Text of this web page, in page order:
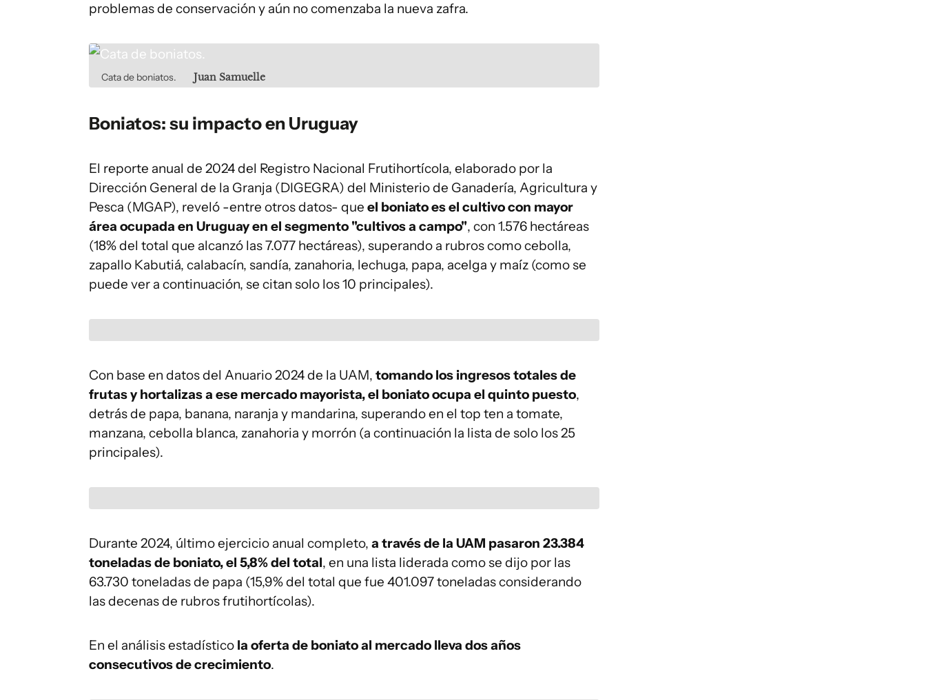
problemas de conservación y aún no comenzaba la nueva zafra.
Cata de boniatos. Juan Samuelle
Boniatos: su impacto en Uruguay
El reporte anual de 2024 del Registro Nacional Frutihortícola, elaborado por la
Dirección General de la Granja (DIGEGRA) del Ministerio de Ganadería, Agricultura y
Pesca (MGAP), reveló -entre otros datos- que el boniato es el cultivo con mayor
área ocupada en Uruguay en el segmento "cultivos a campo", con 1.576 hectáreas
(18% del total que alcanzó las 7.077 hectáreas), superando a rubros como cebolla,
zapallo Kabutiá, calabacín, sandía, zanahoria, lechuga, papa, acelga y maíz (como se
puede ver a continuación, se citan solo los 10 principales).
Con base en datos del Anuario 2024 de la UAM, tomando los ingresos totales de
frutas y hortalizas a ese mercado mayorista, el boniato ocupa el quinto puesto,
detrás de papa, banana, naranja y mandarina, superando en el top ten a tomate,
manzana, cebolla blanca, zanahoria y morrón (a continuación la lista de solo los 25
principales).
Durante 2024, último ejercicio anual completo, a través de la UAM pasaron 23.384
toneladas de boniato, el 5,8% del total, en una lista liderada como se dijo por las
63.730 toneladas de papa (15,9% del total que fue 401.097 toneladas considerando
las decenas de rubros frutihortícolas).
En el análisis estadístico la oferta de boniato al mercado lleva dos años
consecutivos de crecimiento.